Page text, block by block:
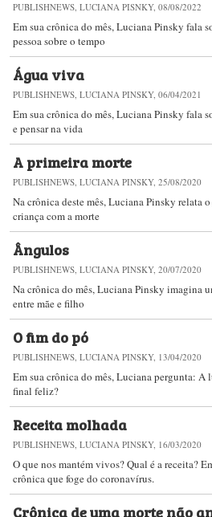
PUBLISHNEWS, LUCIANA PISNKY, 08/08/2022
Em sua crônica do mês, Luciana Pinsky fala
pessoa sobre o tempo
Água viva
PUBLISHNEWS, LUCIANA PINSKY, 06/04/2021
Em sua crônica do mês, Luciana Pinsky fala
e pensar na vida
A primeira morte
PUBLISHNEWS, LUCIANA PINSKY, 25/08/2020
Na crônica deste mês, Luciana Pinsky ​relata
criança com a morte
Ângulos
PUBLISHNEWS, LUCIANA PINSKY, 20/07/2020
Na crônica do mês, Luciana Pinsky imagina
entre mãe e filho
O fim do pó
PUBLISHNEWS, LUCIANA PINSKY, 13/04/2020
Em sua crônica do mês, Luciana pergunta:
final feliz?
Receita molhada
PUBLISHNEWS, LUCIANA PINSKY, 16/03/2020
O que nos mantém vivos? Qual é a receita?
crônica que foge do coronavírus.
Crônica de uma morte não